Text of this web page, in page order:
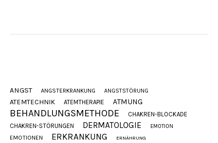
ANGST ANGSTERKRANKUNG ANGSTSTÖRUNG
ATEMTECHNIK ATEMTHERAPIE ATMUNG
BEHANDLUNGSMETHODE
CHAKREN-BLOCKADE
CHAKREN-STÖRUNGEN
DERMATOLOGIE EMOTION
EMOTIONEN ERKRANKUNG ERNÄHRUNG